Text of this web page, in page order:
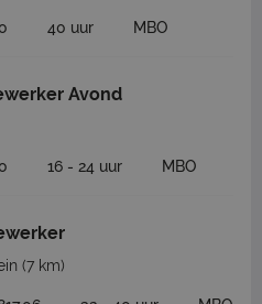
40 uur MBO
Avond
16 - 24 uur MBO
(7 km)